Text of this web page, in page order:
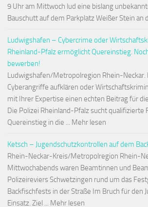
9 Uhr am Mittwoch lud eine bislang
Bauschutt auf dem Parkplatz Weißer Stein an
Ludwigshafen – Cybercrime oder
Rheinland-Pfalz ermöglicht Quereinstieg.
bewerben!
Ludwigshafen/Metropolregion Rhein-Neckar.
Cyberangriffe aufklären oder
mit Ihrer Expertise einen echten Beitrag für
Die Polizei Rheinland-Pfalz sucht qualifizierte
Quereinstieg in die ... Mehr lesen
Ketsch – Jugendschutzkontrollen auf dem
Rhein-Neckar-Kreis/Metropolregion Rhein-
Mittwochabends waren Beamtinnen und
Polizeireviers Schwetzingen rund um das
Backfischfests in der Straße Im Bruch für den
Einsatz. Ziel ... Mehr lesen